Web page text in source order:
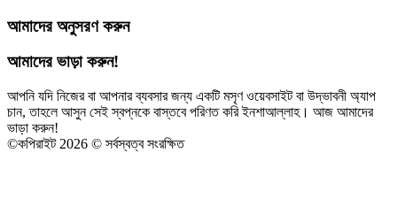
আমাদের অনুসরণ করুন
আমাদের ভাড়া করুন!
আপনি যদি নিজের বা আপনার ব্যবসার জন্য একটি মসৃণ ওয়েবসাইট বা উদ্ভাবনী অ্যাপ
চান, তাহলে আসুন সেই স্বপ্নকে বাস্তবে পরিণত করি ইনশাআল্লাহ। আজ আমাদের
ভাড়া করুন!
©কপিরাইট 2026 © সর্বস্বত্ব সংরক্ষিত